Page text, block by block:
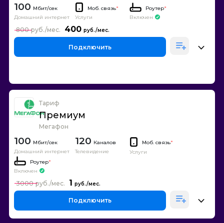
100
Домашний интернет
Моб. связь*
Услуги
Роутер*
Включен
400
800
Подключить
Тариф
Премиум
Мегафон
100
Домашний интернет
120 Каналов
Телевидение
Моб. связь*
Услуги
Роутер*
Включен
1
3000
Подключить